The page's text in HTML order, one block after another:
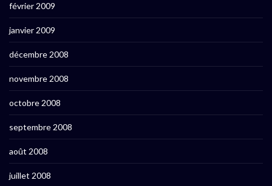
février 2009
janvier 2009
décembre 2008
novembre 2008
octobre 2008
septembre 2008
août 2008
juillet 2008